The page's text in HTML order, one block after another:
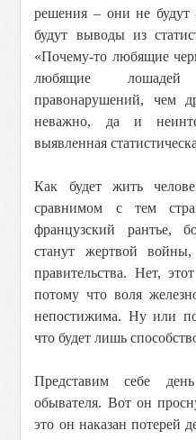
решения – они не будут
будут выводы из
«Почему-то любящие
любящие
правонарушений, чем
неважно, да и
выявленная
Как будет жить
сравнимом с тем
французский рантье,
станут жертвой
правительства. Нет,
потому что воля
непостижима. Ну или
что будет лишь
Представим себе день
обывателя. Вот он
это он наказан потерей